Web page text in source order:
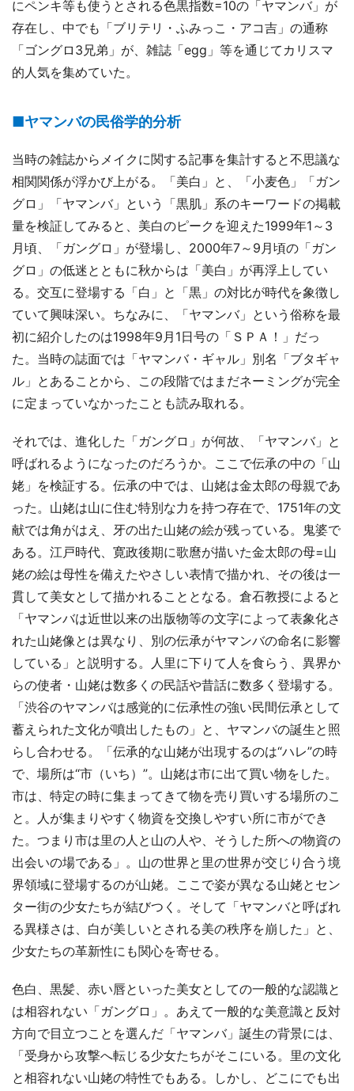
にペンキ等も使うとされる色黒指数=10の「ヤマンバ」が
存在し、中でも「ブリテリ・ふみっこ・アコ吉」の通称
「ゴングロ3兄弟」が、雑誌「egg」等を通じてカリスマ
的人気を集めていた。
■ヤマンバの民俗学的分析
当時の雑誌からメイクに関する記事を集計すると不思議な
相関関係が浮かび上がる。「美白」と、「小麦色」「ガン
グロ」「ヤマンバ」という「黒肌」系のキーワードの掲載
量を検証してみると、美白のピークを迎えた1999年1～3
月頃、「ガングロ」が登場し、2000年7～9月頃の「ガン
グロ」の低迷とともに秋からは「美白」が再浮上してい
る。交互に登場する「白」と「黒」の対比が時代を象徴し
ていて興味深い。ちなみに、「ヤマンバ」という俗称を最
初に紹介したのは1998年9月1日号の「ＳＰＡ！」だっ
た。当時の誌面では「ヤマンバ・ギャル」別名「ブタギャ
ル」とあることから、この段階ではまだネーミングが完全
に定まっていなかったことも読み取れる。
それでは、進化した「ガングロ」が何故、「ヤマンバ」と
呼ばれるようになったのだろうか。ここで伝承の中の「山
姥」を検証する。伝承の中では、山姥は金太郎の母親であ
った。山姥は山に住む特別な力を持つ存在で、1751年の文
献では角がはえ、牙の出た山姥の絵が残っている。鬼婆で
ある。江戸時代、寛政後期に歌麿が描いた金太郎の母=山
姥の絵は母性を備えたやさしい表情で描かれ、その後は一
貫して美女として描かれることとなる。倉石教授によると
「ヤマンバは近世以来の出版物等の文字によって表象化さ
れた山姥像とは異なり、別の伝承がヤマンバの命名に影響
している」と説明する。人里に下りて人を食らう、異界か
らの使者・山姥は数多くの民話や昔話に数多く登場する。
「渋谷のヤマンバは感覚的に伝承性の強い民間伝承として
蓄えられた文化が噴出したもの」と、ヤマンバの誕生と照
らし合わせる。「伝承的な山姥が出現するのは“ハレ”の時
で、場所は“市（いち）”。山姥は市に出て買い物をした。
市は、特定の時に集まってきて物を売り買いする場所のこ
と。人が集まりやすく物資を交換しやすい所に市ができ
た。つまり市は里の人と山の人や、そうした所への物資の
出会いの場である」。山の世界と里の世界が交じり合う境
界領域に登場するのが山姥。ここで姿が異なる山姥とセン
ター街の少女たちが結びつく。そして「ヤマンバと呼ばれ
る異様さは、白が美しいとされる美の秩序を崩した」と、
少女たちの革新性にも関心を寄せる。
色白、黒髪、赤い唇といった美女としての一般的な認識と
は相容れない「ガングロ」。あえて一般的な美意識と反対
方向で目立つことを選んだ「ヤマンバ」誕生の背景には、
「受身から攻撃へ転じる少女たちがそこにいる。里の文化
と相容れない山姥の特性でもある。しかし、どこにでも出